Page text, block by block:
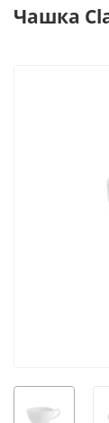
Чашка